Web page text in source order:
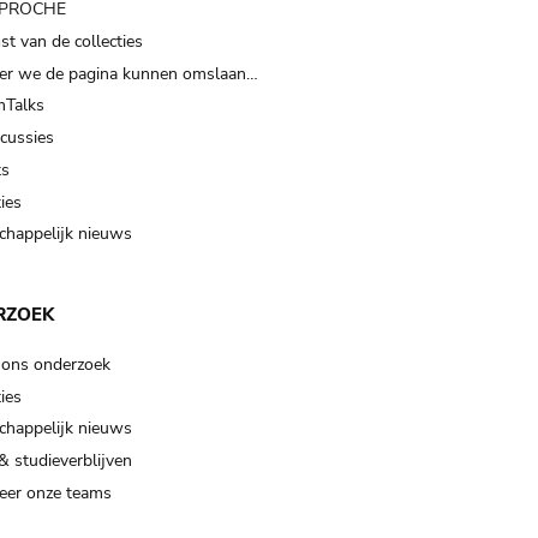
van de collecties
we de pagina kunnen omslaan…
nieuws
onderzoek
nieuws
studieverblijven
onze teams